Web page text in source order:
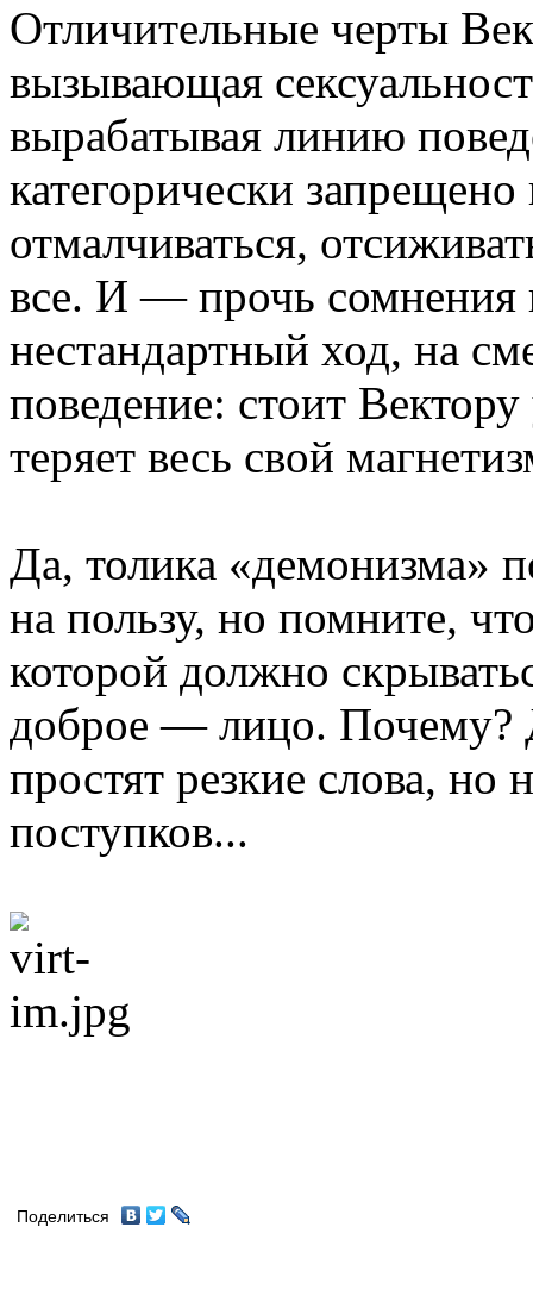
Отличительные черты
вызывающая
вырабатывая линию
категорически
отмалчиваться,
все. И — прочь сомнения
нестандартный ход, на
поведение: стоит
теряет весь свой
Да, толика «демонизма»
на пользу, но помните,
которой должно
доброе — лицо. Почему?
простят резкие слова, но
поступков...
Поделиться